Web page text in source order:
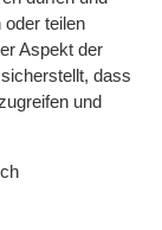
teilen
Aspekt der
dass
und